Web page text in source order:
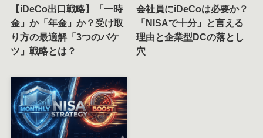
【iDeCo出口戦略】「一時
金」か「年金」か？受け取
り方の最適解「3つのバケ
ツ」戦略とは？
会社員にiDeCoは必要か？
「NISAで十分」と言える
理由と企業型DCの落とし
穴